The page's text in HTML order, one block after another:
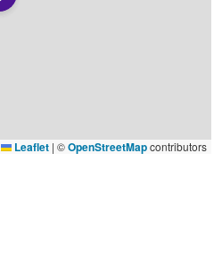
Leaflet | ©OpenStreetMapcontributors